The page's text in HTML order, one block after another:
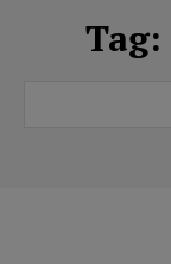
Tag: